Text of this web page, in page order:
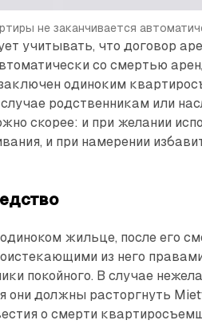
не заканчивается
учитывать, что договор
со смертью
одиноким
родственникам или
скорее: и при желании
и при намерении
жильце, после его
из него
покойного. В случае
они должны расторгнуть
о смерти